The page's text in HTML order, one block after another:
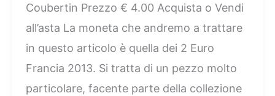
Coubertin Prezzo € 4.00 Acquista o Vendi
all’asta La moneta che andremo a trattare
in questo articolo è quella dei 2 Euro
Francia 2013. Si tratta di un pezzo molto
particolare, facente parte della collezione